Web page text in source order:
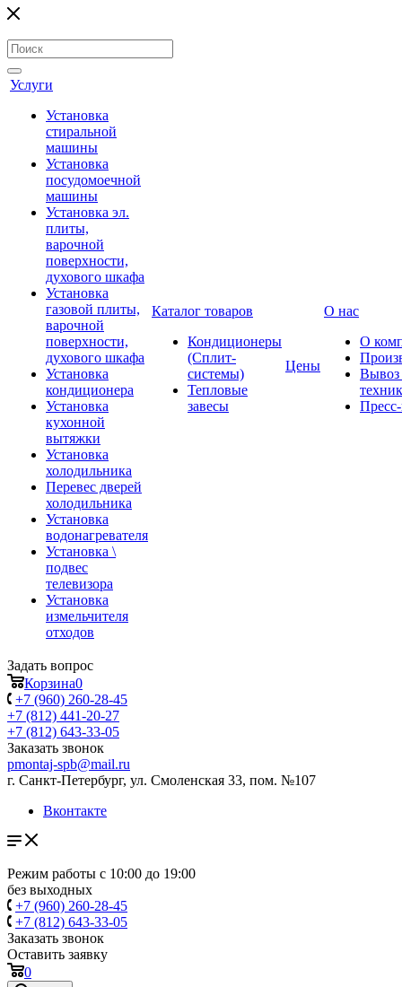
Услуги
Установка
стиральной
машины
Установка
посудомоечной
машины
Установка эл.
плиты,
варочной
поверхности,
духового шкафа
Установка
газовой плиты,
варочной
поверхности,
духового шкафа
Установка
кондиционера
Установка
кухонной
вытяжки
Установка
холодильника
Перевес дверей
холодильника
Установка
водонагревателя
Установка \
подвес
телевизора
Установка
измельчителя
отходов
Каталог товаров
Кондиционеры
(Сплит-
системы)
Тепловые
завесы
Цены
О нас
О
Вывоз
Задать вопрос
Корзина0
+7 (960) 260-28-45
+7 (812) 441-20-27
+7 (812) 643-33-05
Заказать звонок
pmontaj-spb@mail.ru
г. Санкт-Петербург, ул. Смоленская 33, пом. №107
Вконтакте
Режим работы с 10:00 до 19:00
без выходных
+7 (960) 260-28-45
+7 (812) 643-33-05
Заказать звонок
Оставить заявку
0